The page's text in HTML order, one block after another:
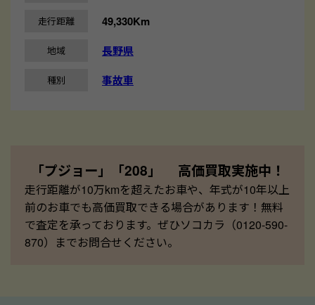
走行距離 49,330Km
地域 長野県
種別 事故車
「プジョー」「208」 高価買取実施中！
走行距離が10万kmを超えたお車や、年式が10年以上
前のお車でも高価買取できる場合があります！無料
で査定を承っております。ぜひソコカラ（0120-590-
870）までお問合せください。